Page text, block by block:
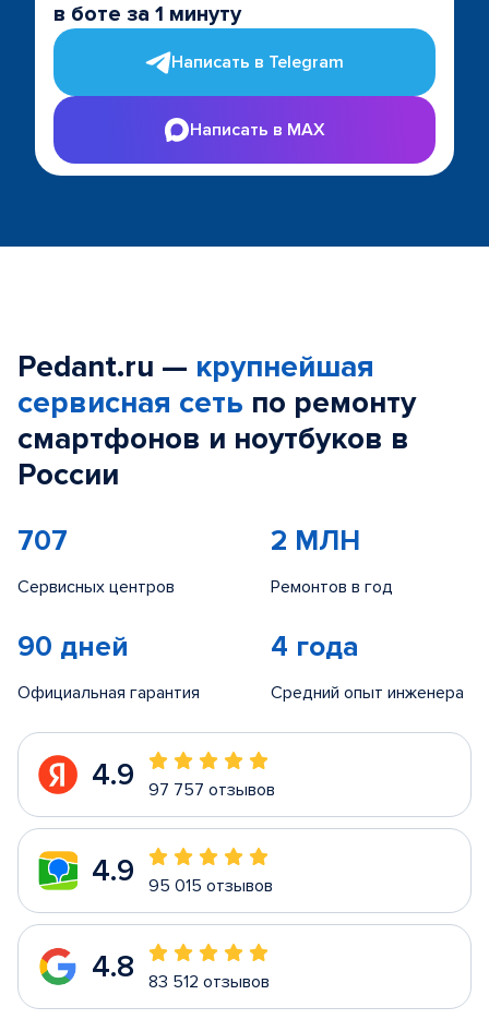
в боте за 1 минуту
Написать в Telegram
Написать в MAX
Pedant.ru — крупнейшая
сервисная сеть по ремонту
смартфонов и ноутбуков в
России
707
Сервисных центров
2 МЛН
Ремонтов в год
90 дней
Официальная гарантия
4 года
Средний опыт инженера
4.9 97 757 отзывов
4.9 95 015 отзывов
4.8 83 512 отзывов